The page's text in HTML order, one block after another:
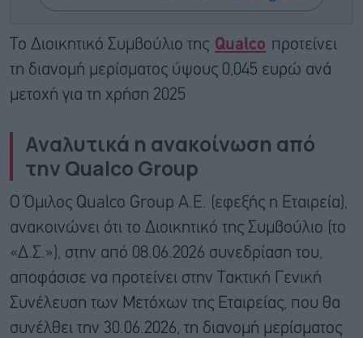
Το Διοικητικό Συμβούλιο της Qualco προτείνει
τη διανομή μερίσματος ύψους 0,045 ευρώ ανά
μετοχή για τη χρήση 2025
Αναλυτικά η ανακοίνωση από
την Qualco Group
Ο Όμιλος Qualco Group A.E. (εφεξής η Εταιρεία),
ανακοινώνει ότι το Διοικητικό της Συμβούλιο (το
«Δ.Σ.»), στην από 08.06.2026 συνεδρίαση του,
αποφάσισε να προτείνει στην Τακτική Γενική
Συνέλευση των Μετόχων της Εταιρείας, που θα
συνέλθει την 30.06.2026, τη διανομή μερίσματος